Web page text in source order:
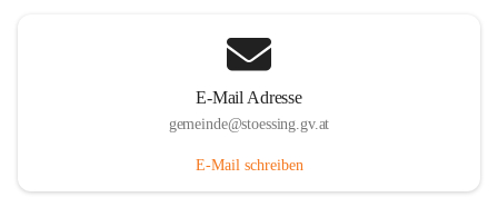
E-Mail Adresse
gemeinde@stoessing.gv.at
E-Mail schreiben